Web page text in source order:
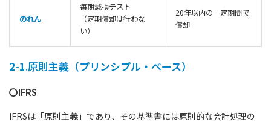
のれん
毎期減損テスト
（定期償却は行わな
い）
20年以内の一定期間で
償却
2-1.原則主義（プリンシプル・ベース）
〇IFRS
IFRSは「原則主義」であり、その基準書には原則的な会計処理の